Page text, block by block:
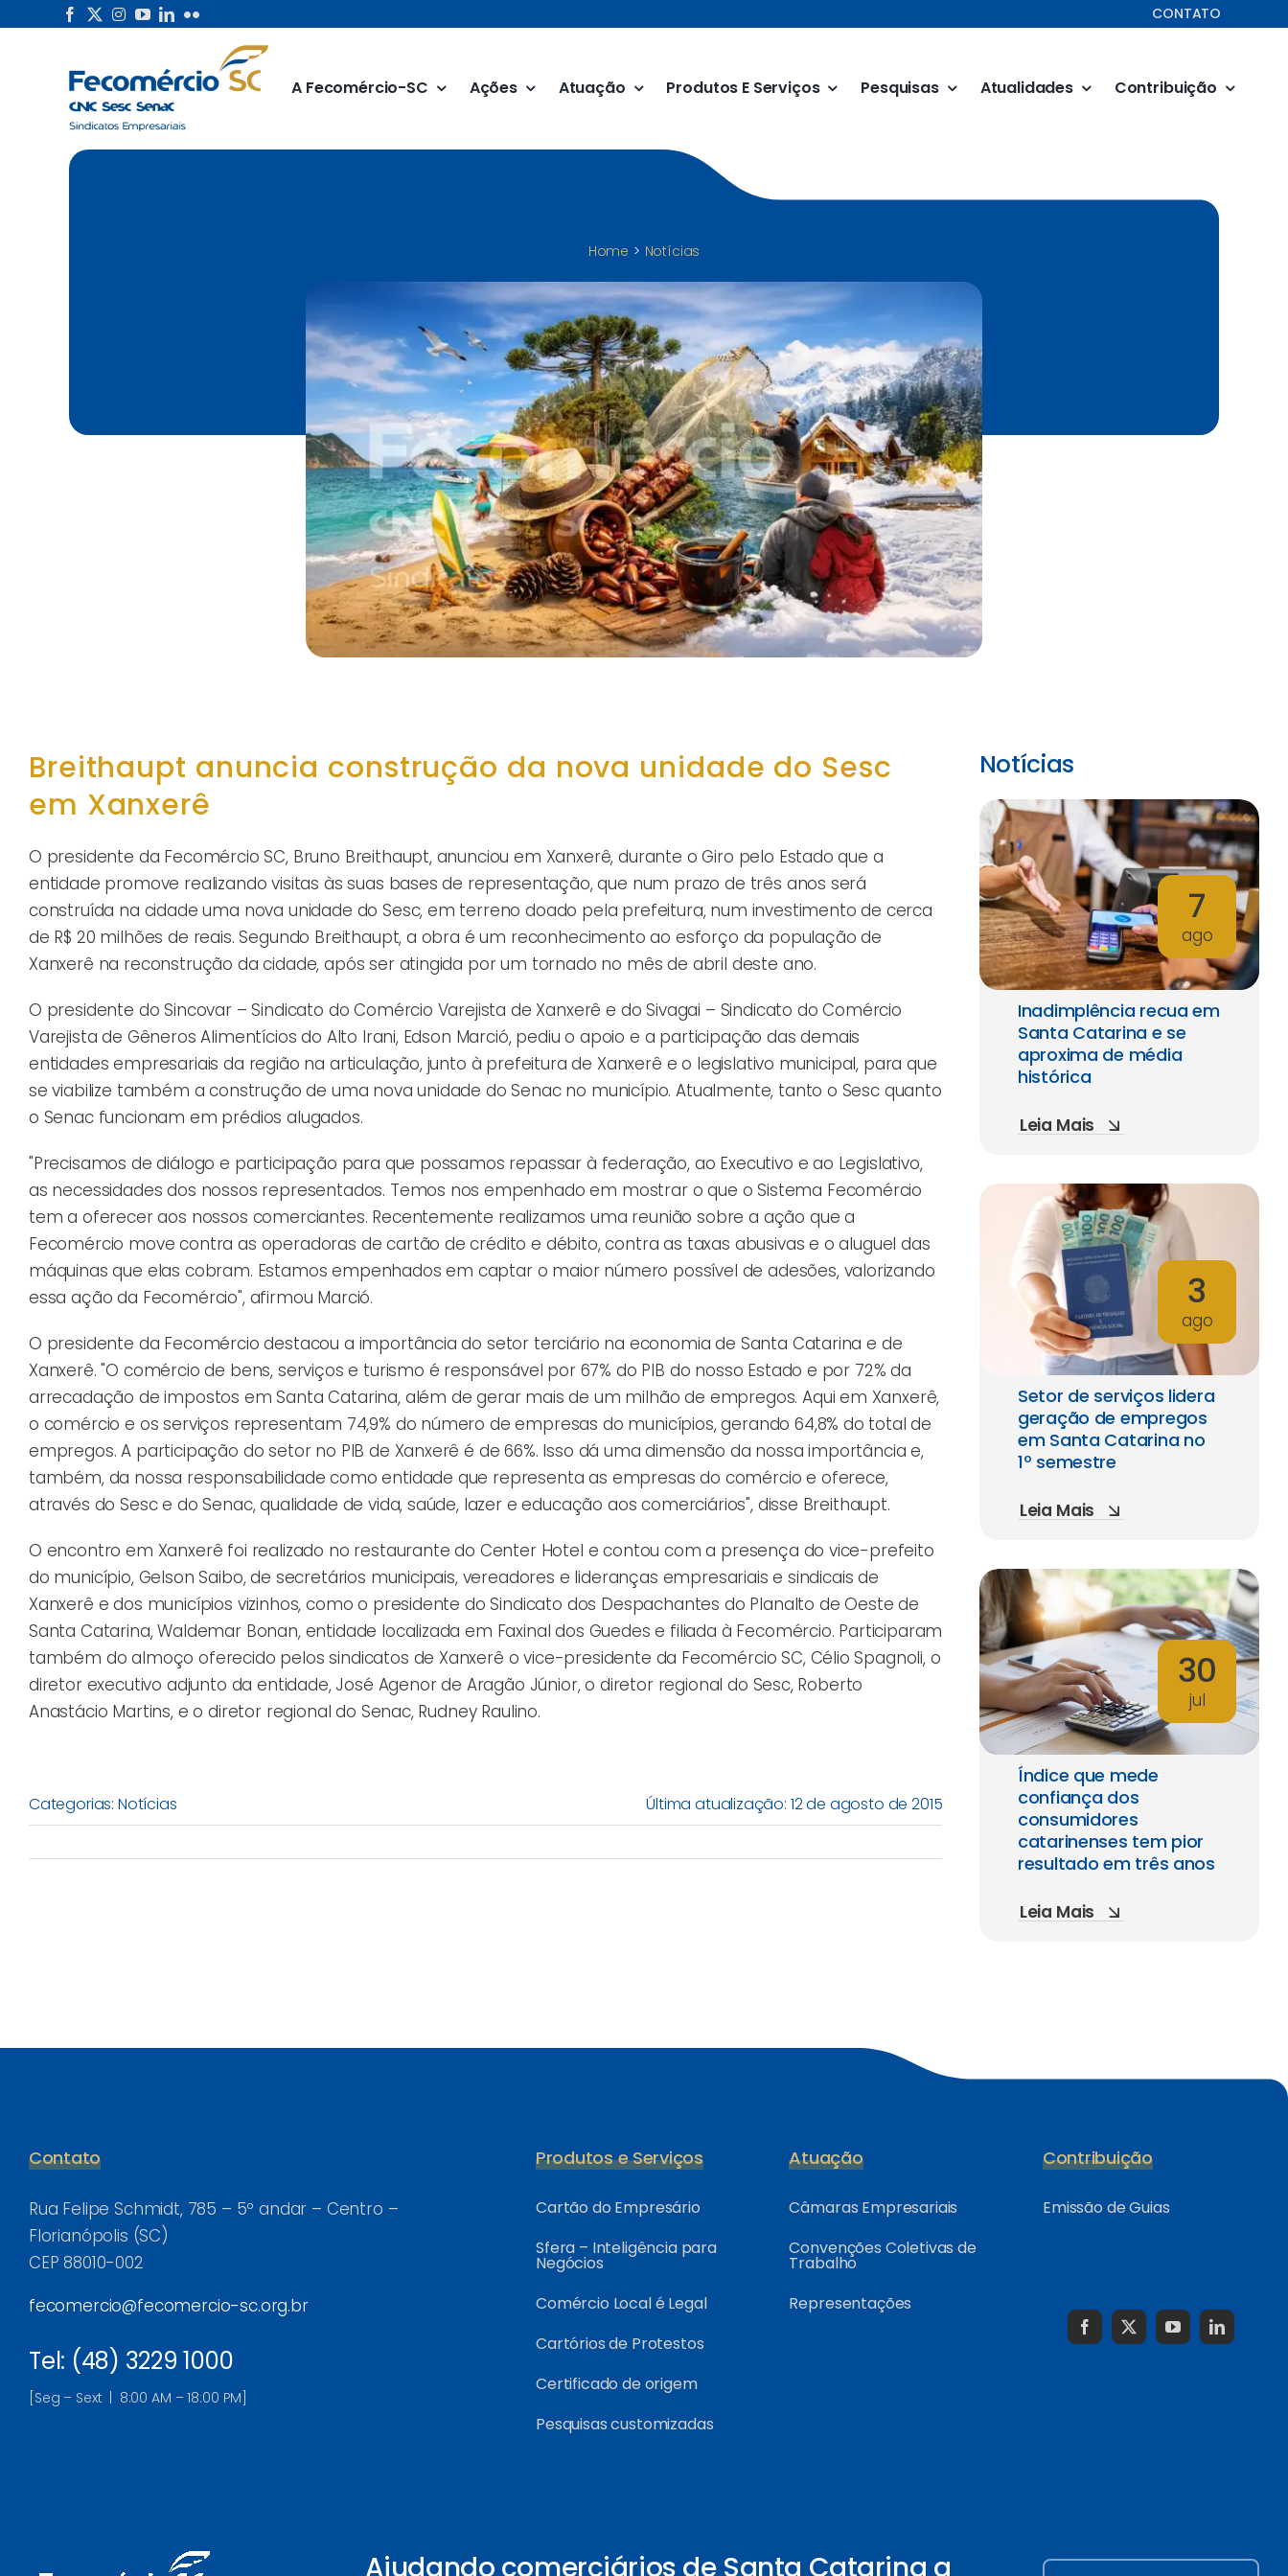
CONTATO
A Fecomércio-SC Ações Atuação Produtos E Serviços Pesquisas Atualidades Contribuição
Home Notícias
Breithaupt anuncia construção da nova unidade do Sesc
em Xanxerê
O presidente da Fecomércio SC, Bruno Breithaupt, anunciou em Xanxerê, durante o Giro pelo Estado que a
entidade promove realizando visitas às suas bases de representação, que num prazo de três anos será
construída na cidade uma nova unidade do Sesc, em terreno doado pela prefeitura, num investimento de cerca
de R$ 20 milhões de reais. Segundo Breithaupt, a obra é um reconhecimento ao esforço da população de
Xanxerê na reconstrução da cidade, após ser atingida por um tornado no mês de abril deste ano.
O presidente do Sincovar – Sindicato do Comércio Varejista de Xanxerê e do Sivagai – Sindicato do Comércio
Varejista de Gêneros Alimentícios do Alto Irani, Edson Marció, pediu o apoio e a participação das demais
entidades empresariais da região na articulação, junto à prefeitura de Xanxerê e o legislativo municipal, para que
se viabilize também a construção de uma nova unidade do Senac no município. Atualmente, tanto o Sesc quanto
o Senac funcionam em prédios alugados.
"Precisamos de diálogo e participação para que possamos repassar à federação, ao Executivo e ao Legislativo,
as necessidades dos nossos representados. Temos nos empenhado em mostrar o que o Sistema Fecomércio
tem a oferecer aos nossos comerciantes. Recentemente realizamos uma reunião sobre a ação que a
Fecomércio move contra as operadoras de cartão de crédito e débito, contra as taxas abusivas e o aluguel das
máquinas que elas cobram. Estamos empenhados em captar o maior número possível de adesões, valorizando
essa ação da Fecomércio", afirmou Marció.
O presidente da Fecomércio destacou a importância do setor terciário na economia de Santa Catarina e de
Xanxerê. "O comércio de bens, serviços e turismo é responsável por 67% do PIB do nosso Estado e por 72% da
arrecadação de impostos em Santa Catarina, além de gerar mais de um milhão de empregos. Aqui em Xanxerê,
o comércio e os serviços representam 74,9% do número de empresas do municípios, gerando 64,8% do total de
empregos. A participação do setor no PIB de Xanxerê é de 66%. Isso dá uma dimensão da nossa importância e,
também, da nossa responsabilidade como entidade que representa as empresas do comércio e oferece,
através do Sesc e do Senac, qualidade de vida, saúde, lazer e educação aos comerciários", disse Breithaupt.
O encontro em Xanxerê foi realizado no restaurante do Center Hotel e contou com a presença do vice-prefeito
do município, Gelson Saibo, de secretários municipais, vereadores e lideranças empresariais e sindicais de
Xanxerê e dos municípios vizinhos, como o presidente do Sindicato dos Despachantes do Planalto de Oeste de
Santa Catarina, Waldemar Bonan, entidade localizada em Faxinal dos Guedes e filiada à Fecomércio. Participaram
também do almoço oferecido pelos sindicatos de Xanxerê o vice-presidente da Fecomércio SC, Célio Spagnoli, o
diretor executivo adjunto da entidade, José Agenor de Aragão Júnior, o diretor regional do Sesc, Roberto
Anastácio Martins, e o diretor regional do Senac, Rudney Raulino.
Categorias: Notícias Última atualização: 12 de agosto de 2015
Notícias
7
ago
Inadimplência recua em
Santa Catarina e se
aproxima de média
histórica
Leia Mais
3
ago
Setor de serviços lidera
geração de empregos
em Santa Catarina no
1º semestre
Leia Mais
30
jul
Índice que mede
confiança dos
consumidores
catarinenses tem pior
resultado em três anos
Leia Mais
Contato
Rua Felipe Schmidt, 785 – 5º andar – Centro –
Florianópolis (SC)
CEP 88010-002
fecomercio@fecomercio-sc.org.br
Tel: (48) 3229 1000
[Seg – Sext | 8:00 AM – 18:00 PM]
Produtos e Serviços
Cartão do Empresário
Sfera – Inteligência para
Negócios
Comércio Local é Legal
Cartórios de Protestos
Certificado de origem
Pesquisas customizadas
Atuação
Câmaras Empresariais
Convenções Coletivas de
Trabalho
Representações
Contribuição
Emissão de Guias
Ajudando comerciários de Santa Catarina a